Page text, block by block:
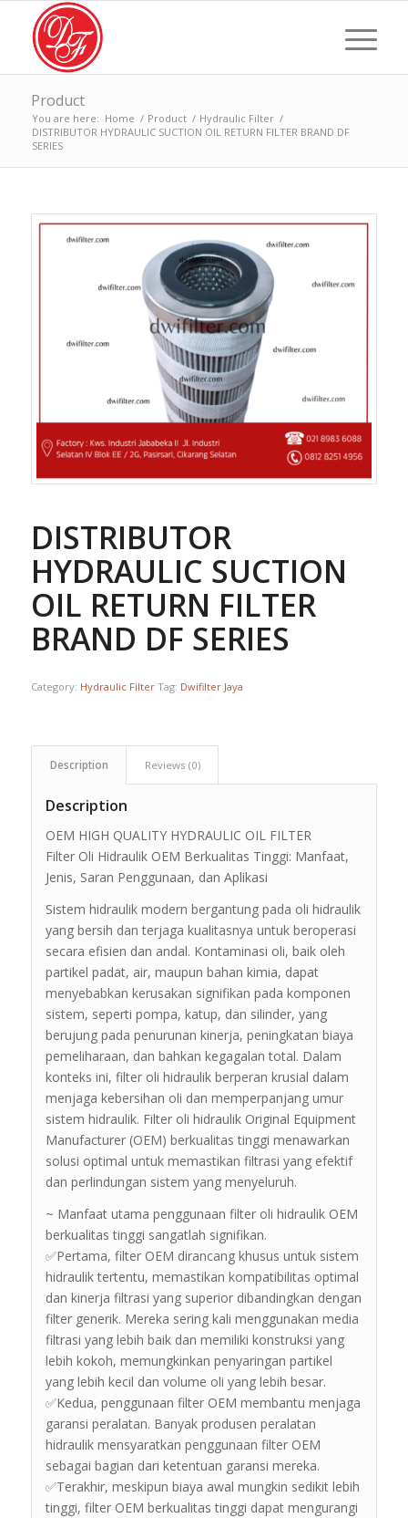
Product
You are here: Home / Product / Hydraulic Filter /
DISTRIBUTOR HYDRAULIC SUCTION OIL RETURN FILTER BRAND DF
SERIES
DISTRIBUTOR
HYDRAULIC SUCTION
OIL RETURN FILTER
BRAND DF SERIES
Category: Hydraulic Filter Tag: Dwifilter Jaya
Description Reviews (0)
Description
OEM HIGH QUALITY HYDRAULIC OIL FILTER
Filter Oli Hidraulik OEM Berkualitas Tinggi: Manfaat,
Jenis, Saran Penggunaan, dan Aplikasi
Sistem hidraulik modern bergantung pada oli hidraulik
yang bersih dan terjaga kualitasnya untuk beroperasi
secara efisien dan andal. Kontaminasi oli, baik oleh
partikel padat, air, maupun bahan kimia, dapat
menyebabkan kerusakan signifikan pada komponen
sistem, seperti pompa, katup, dan silinder, yang
berujung pada penurunan kinerja, peningkatan biaya
pemeliharaan, dan bahkan kegagalan total. Dalam
konteks ini, filter oli hidraulik berperan krusial dalam
menjaga kebersihan oli dan memperpanjang umur
sistem hidraulik. Filter oli hidraulik Original Equipment
Manufacturer (OEM) berkualitas tinggi menawarkan
solusi optimal untuk memastikan filtrasi yang efektif
dan perlindungan sistem yang menyeluruh.
~ Manfaat utama penggunaan filter oli hidraulik OEM
berkualitas tinggi sangatlah signifikan.
✅Pertama, filter OEM dirancang khusus untuk sistem
hidraulik tertentu, memastikan kompatibilitas optimal
dan kinerja filtrasi yang superior dibandingkan dengan
filter generik. Mereka sering kali menggunakan media
filtrasi yang lebih baik dan memiliki konstruksi yang
lebih kokoh, memungkinkan penyaringan partikel
yang lebih kecil dan volume oli yang lebih besar.
✅Kedua, penggunaan filter OEM membantu menjaga
garansi peralatan. Banyak produsen peralatan
hidraulik mensyaratkan penggunaan filter OEM
sebagai bagian dari ketentuan garansi mereka.
✅Terakhir, meskipun biaya awal mungkin sedikit lebih
tinggi, filter OEM berkualitas tinggi dapat mengurangi